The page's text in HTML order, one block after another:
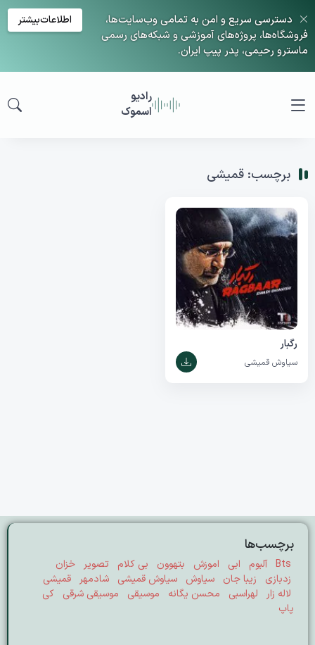
دسترسی سریع و امن به تمامی وب‌سایت‌ها،
فروشگاه‌ها، پروژه‌های آموزشی و شبکه‌های رسمی
ماسترو رحیمی، پدر پیپ ایران.
اطلاعات‌بیشتر
رادیو
اسموک
برچسب: قمیشی
رگبار
سیاوش قمیشی
برچسب‌ها
Bts آلبوم ابی اموزش بتهوون بی کلام تصویر
خزان
زدبازی
زیبا جان سیاوش سیاوش قمیشی شادمهر
قمیشی
لاله زار
لهراسبی محسن یگانه موسیقی موسیقی شرقی
کی
پاپ